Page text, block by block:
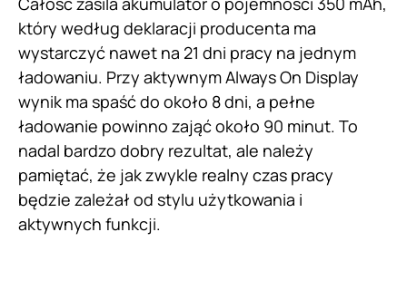
który według deklaracji producenta ma
wystarczyć nawet na 21 dni pracy na jednym
ładowaniu. Przy aktywnym Always On Display
wynik ma spaść do około 8 dni, a pełne
ładowanie powinno zająć około 90 minut. To
nadal bardzo dobry rezultat, ale należy
pamiętać, że jak zwykle realny czas pracy
będzie zależał od stylu użytkowania i
aktywnych funkcji.